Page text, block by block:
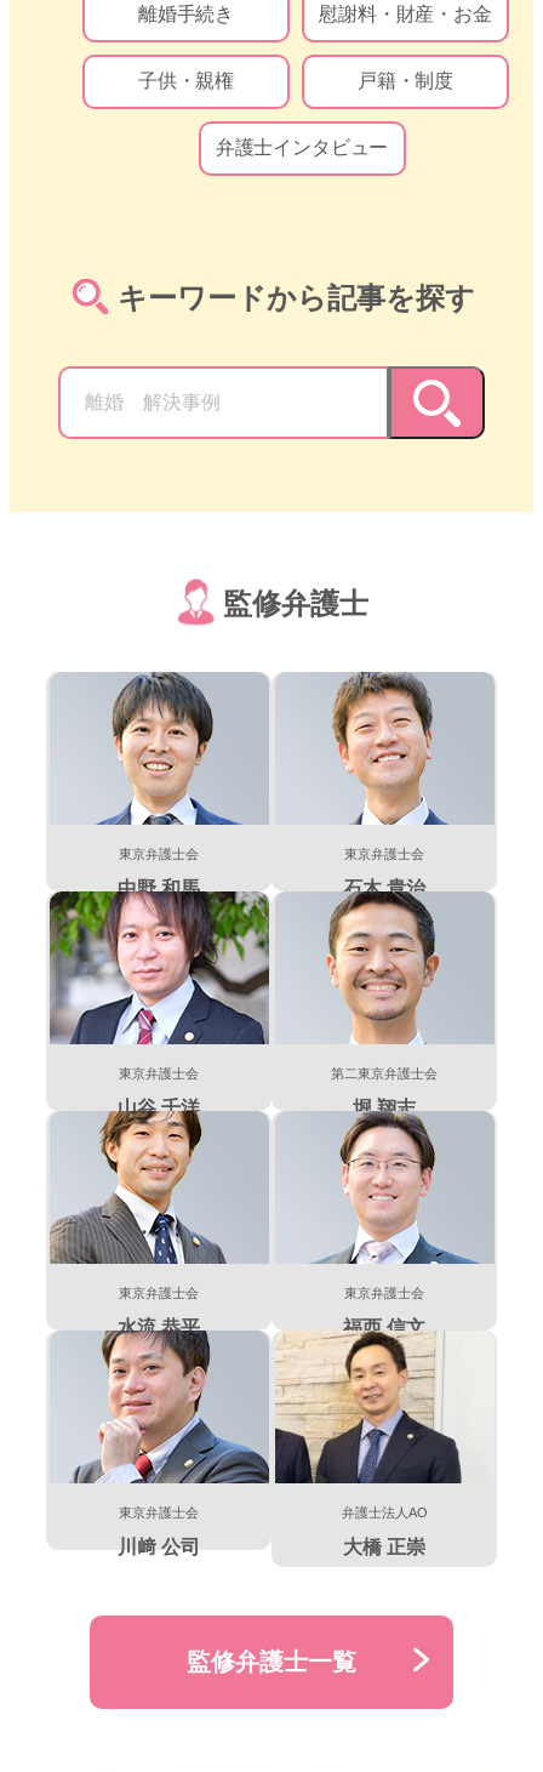
離婚手続き 慰謝料・財産・お金
子供・親権 戸籍・制度
弁護士インタビュー
キーワードから記事を探す
監修弁護士
東京弁護士会
中野 和馬
東京弁護士会
石木 貴治
東京弁護士会
山谷 千洋
第二東京弁護士会
堀 翔志
東京弁護士会
水流 恭平
東京弁護士会
福西 信文
東京弁護士会
川﨑 公司
弁護士法人AO
大橋 正崇
監修弁護士一覧